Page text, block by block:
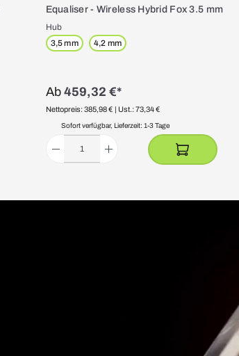
Equaliser - Wireless Hybrid Fox 3.5 mm
Hub
3,5 mm
4,2 mm
Ab 459,32 €*
Nettopreis: 385,98 € | Ust.: 73,34 €
Sofort verfügbar, Lieferzeit: 1-3 Tage